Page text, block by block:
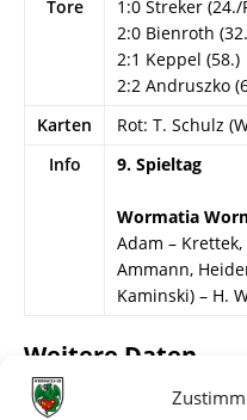
Tore
1:0 Streker
2:0 Bienroth
2:1 Keppel (58.)
2:2 Andruszko
Karten
Rot: T. Schulz
Info
9. Spieltag
Wormatia
Adam – Krettek,
Ammann,
Kaminski) – H.
Weitere Daten
Alle bisherigen Partien